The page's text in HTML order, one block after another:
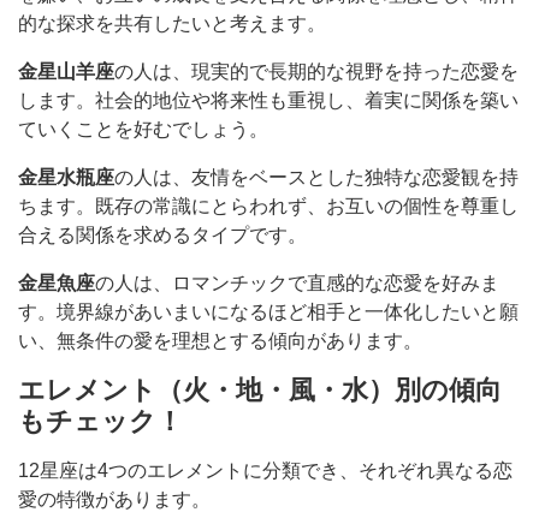
的な探求を共有したいと考えます。
金星山羊座の人は、現実的で長期的な視野を持った恋愛を
します。社会的地位や将来性も重視し、着実に関係を築い
ていくことを好むでしょう。
金星水瓶座の人は、友情をベースとした独特な恋愛観を持
ちます。既存の常識にとらわれず、お互いの個性を尊重し
合える関係を求めるタイプです。
金星魚座の人は、ロマンチックで直感的な恋愛を好みま
す。境界線があいまいになるほど相手と一体化したいと願
い、無条件の愛を理想とする傾向があります。
エレメント（火・地・風・水）別の傾向
もチェック！
12星座は4つのエレメントに分類でき、それぞれ異なる恋
愛の特徴があります。